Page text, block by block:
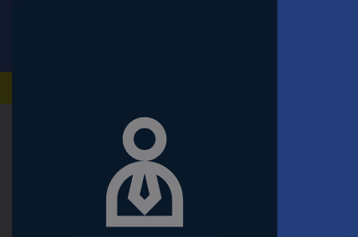
Auto, voľný čas a domácnosť
Revell farba smaltu ohnivo